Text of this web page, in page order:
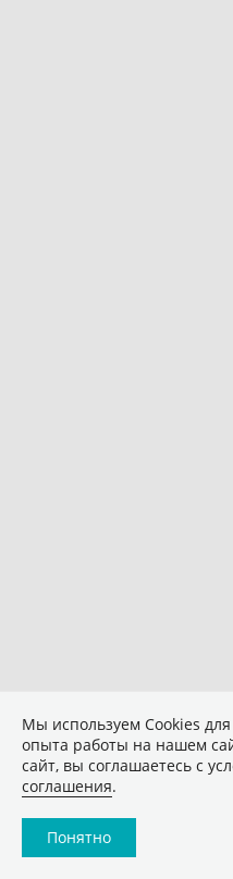
Мы используем Сookies
опыта работы на нашем
сайт, вы соглашаетесь с
соглашения.
Понятно